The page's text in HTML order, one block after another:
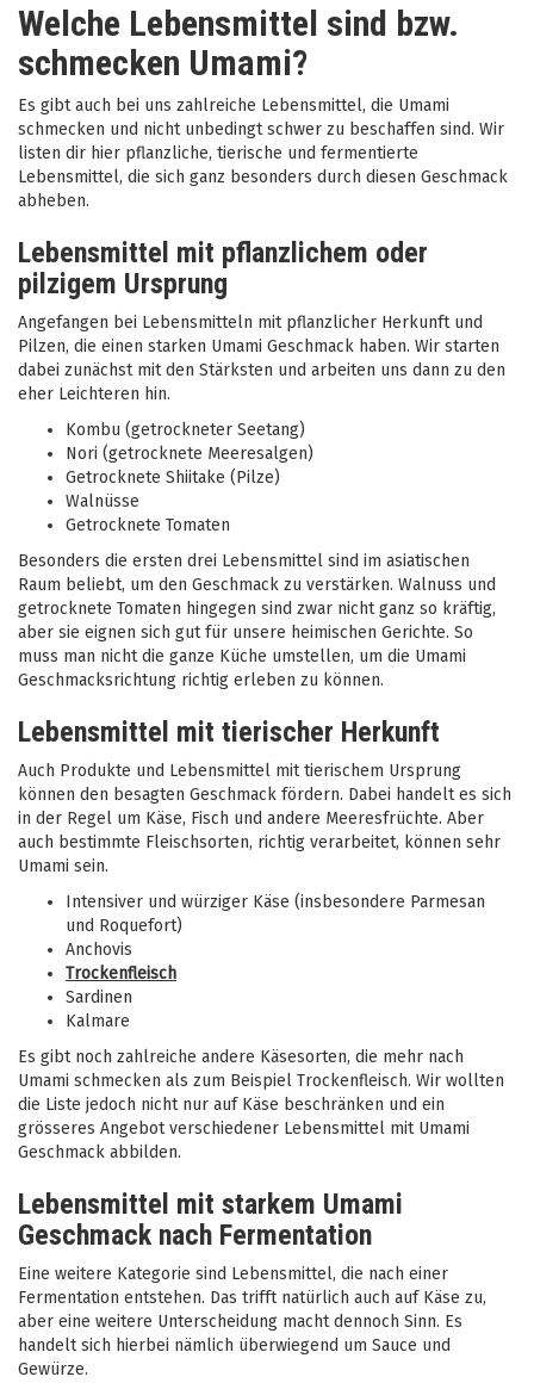
Welche Lebensmittel sind bzw.
schmecken Umami?
Es gibt auch bei uns zahlreiche Lebensmittel, die Umami
schmecken und nicht unbedingt schwer zu beschaffen sind. Wir
listen dir hier pflanzliche, tierische und fermentierte
Lebensmittel, die sich ganz besonders durch diesen Geschmack
abheben.
Lebensmittel mit pflanzlichem oder
pilzigem Ursprung
Angefangen bei Lebensmitteln mit pflanzlicher Herkunft und
Pilzen, die einen starken Umami Geschmack haben. Wir starten
dabei zunächst mit den Stärksten und arbeiten uns dann zu den
eher Leichteren hin.
Kombu (getrockneter Seetang)
Nori (getrocknete Meeresalgen)
Getrocknete Shiitake (Pilze)
Walnüsse
Getrocknete Tomaten
Besonders die ersten drei Lebensmittel sind im asiatischen
Raum beliebt, um den Geschmack zu verstärken. Walnuss und
getrocknete Tomaten hingegen sind zwar nicht ganz so kräftig,
aber sie eignen sich gut für unsere heimischen Gerichte. So
muss man nicht die ganze Küche umstellen, um die Umami
Geschmacksrichtung richtig erleben zu können.
Lebensmittel mit tierischer Herkunft
Auch Produkte und Lebensmittel mit tierischem Ursprung
können den besagten Geschmack fördern. Dabei handelt es sich
in der Regel um Käse, Fisch und andere Meeresfrüchte. Aber
auch bestimmte Fleischsorten, richtig verarbeitet, können sehr
Umami sein.
Intensiver und würziger Käse (insbesondere Parmesan
und Roquefort)
Anchovis
Trockenfleisch
Sardinen
Kalmare
Es gibt noch zahlreiche andere Käsesorten, die mehr nach
Umami schmecken als zum Beispiel Trockenfleisch. Wir wollten
die Liste jedoch nicht nur auf Käse beschränken und ein
grösseres Angebot verschiedener Lebensmittel mit Umami
Geschmack abbilden.
Lebensmittel mit starkem Umami
Geschmack nach Fermentation
Eine weitere Kategorie sind Lebensmittel, die nach einer
Fermentation entstehen. Das trifft natürlich auch auf Käse zu,
aber eine weitere Unterscheidung macht dennoch Sinn. Es
handelt sich hierbei nämlich überwiegend um Sauce und
Gewürze.